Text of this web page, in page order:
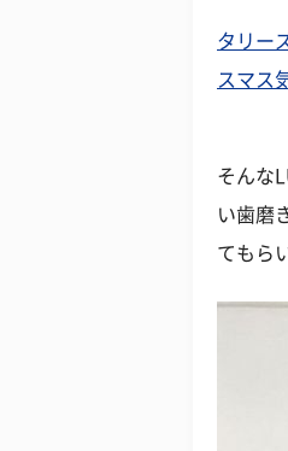
タリー
スマス
そんな
い歯磨
てもら